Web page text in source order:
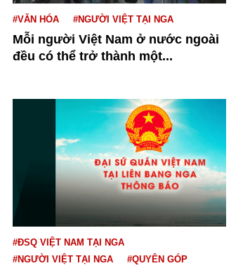
#VĂN HÓA #NGƯỜI VIỆT TẠI NGA
Mỗi người Việt Nam ở nước ngoài
đều có thể trở thành một...
#ĐSQ VIỆT NAM TẠI NGA
#NGƯỜI VIỆT TẠI NGA
#QUYÊN GÓP